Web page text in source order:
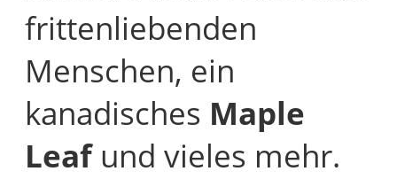
frittenliebenden
Menschen, ein
kanadisches Maple
Leafund vieles mehr.